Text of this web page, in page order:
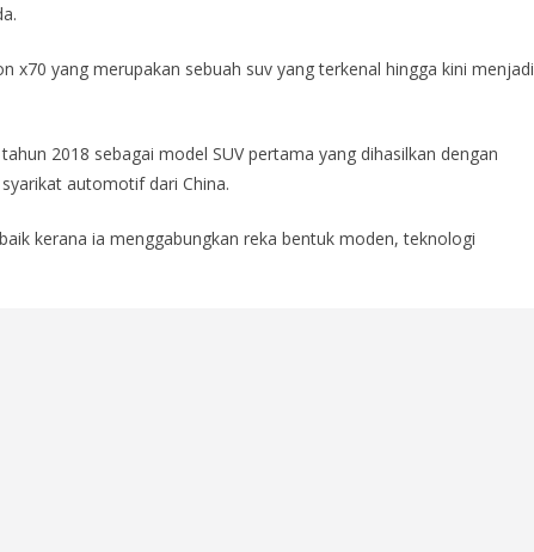
x70 yang merupakan sebuah suv yang terkenal hingga kini menjadi
2018 sebagai model SUV pertama yang dihasilkan dengan
automotif dari China.
kerana ia menggabungkan reka bentuk moden, teknologi